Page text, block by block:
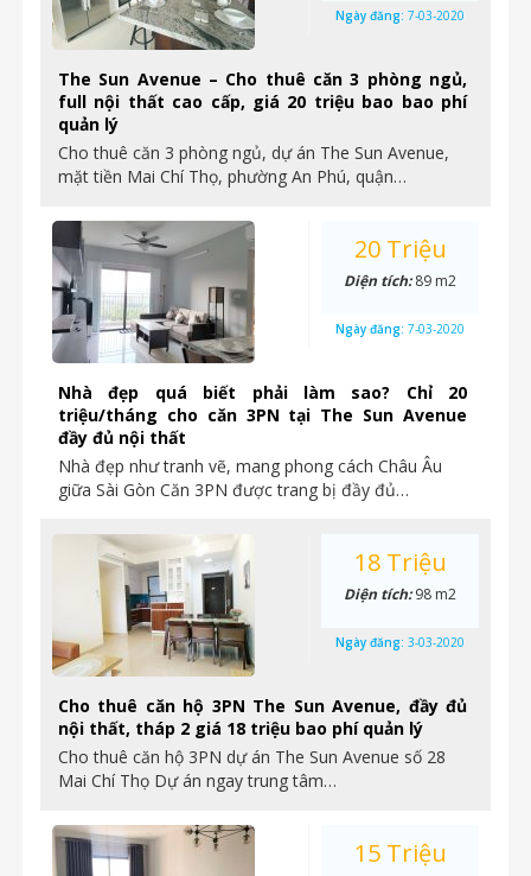
The Sun Avenue – Cho thuê căn 3 phòng ngủ,
full nội thất cao cấp, giá 20 triệu bao bao phí
quản lý
Cho thuê căn 3 phòng ngủ, dự án The Sun Avenue,
mặt tiền Mai Chí Thọ, phường An Phú, quận…
Ngày đăng: 7-03-2020
Nhà đẹp quá biết phải làm sao? Chỉ 20
triệu/tháng cho căn 3PN tại The Sun Avenue
đầy đủ nội thất
Nhà đẹp như tranh vẽ, mang phong cách Châu Âu
giữa Sài Gòn Căn 3PN được trang bị đầy đủ…
20 Triệu
Diện tích:89 m2
Ngày đăng: 7-03-2020
Cho thuê căn hộ 3PN The Sun Avenue, đầy đủ
nội thất, tháp 2 giá 18 triệu bao phí quản lý
Cho thuê căn hộ 3PN dự án The Sun Avenue số 28
Mai Chí Thọ Dự án ngay trung tâm…
18 Triệu
Diện tích:98 m2
Ngày đăng: 3-03-2020
15 Triệu